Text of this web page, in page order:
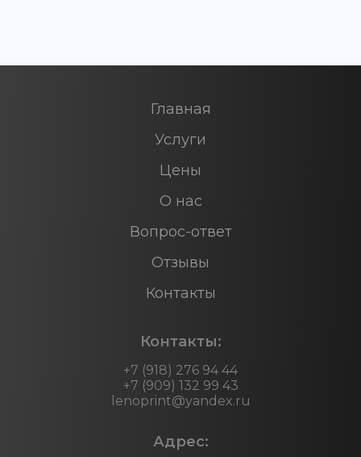
Контакты:
+7 (918) 276 94 44
+7 (909) 132 99 43
lenoprint@yandex.ru
Адрес:
Главная
Услуги
Цены
О нас
Вопрос-ответ
Отзывы
Контакты